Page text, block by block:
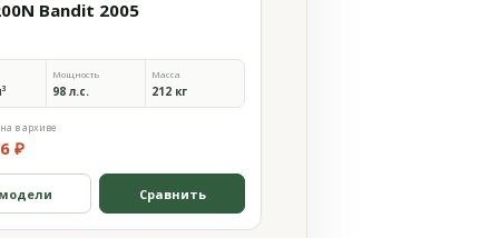
Bandit 2005
Мощность
98 л.с.
Масса
212 кг
в архиве
₽
Сравнить